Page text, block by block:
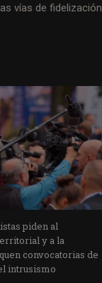
vías de fidelización
piden al
y a la
convocatorias de
intrusismo